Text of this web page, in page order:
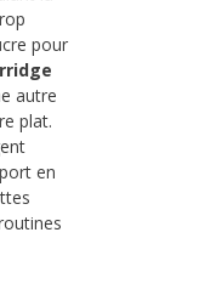
pour
autre
plat.
en